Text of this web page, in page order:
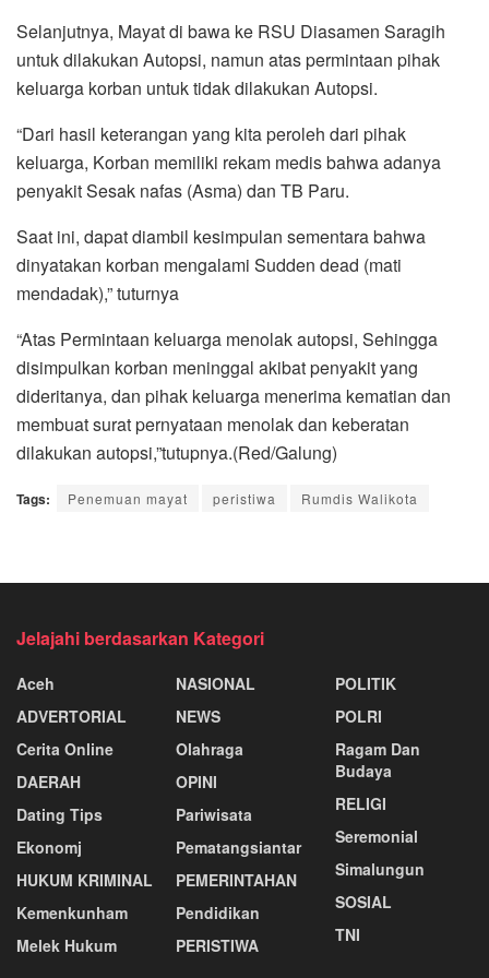
Selanjutnya, Mayat di bawa ke RSU Diasamen Saragih
untuk dilakukan Autopsi, namun atas permintaan pihak
keluarga korban untuk tidak dilakukan Autopsi.
“Dari hasil keterangan yang kita peroleh dari pihak
keluarga, Korban memiliki rekam medis bahwa adanya
penyakit Sesak nafas (Asma) dan TB Paru.
Saat ini, dapat diambil kesimpulan sementara bahwa
dinyatakan korban mengalami Sudden dead (mati
mendadak),” tuturnya
“Atas Permintaan keluarga menolak autopsi, Sehingga
disimpulkan korban meninggal akibat penyakit yang
dideritanya, dan pihak keluarga menerima kematian dan
membuat surat pernyataan menolak dan keberatan
dilakukan autopsi,”tutupnya.(Red/Galung)
Tags: Penemuan mayat peristiwa Rumdis Walikota
Jelajahi berdasarkan Kategori
Aceh
ADVERTORIAL
Cerita Online
DAERAH
Dating Tips
Ekonomj
HUKUM KRIMINAL
Kemenkunham
Melek Hukum
NASIONAL
NEWS
Olahraga
OPINI
Pariwisata
Pematangsiantar
PEMERINTAHAN
Pendidikan
PERISTIWA
POLITIK
POLRI
Ragam Dan
Budaya
RELIGI
Seremonial
Simalungun
SOSIAL
TNI